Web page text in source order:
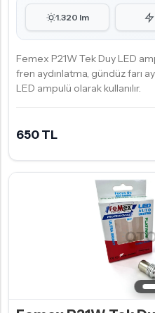
1.320 lm
Femex P21W Tek Duy LED
fren aydınlatma, gündüz farı
LED ampulü olarak kullanılır.
650 TL